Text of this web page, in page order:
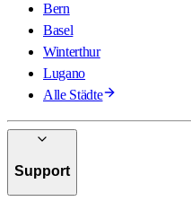
Bern
Basel
Winterthur
Lugano
Alle Städte
Support